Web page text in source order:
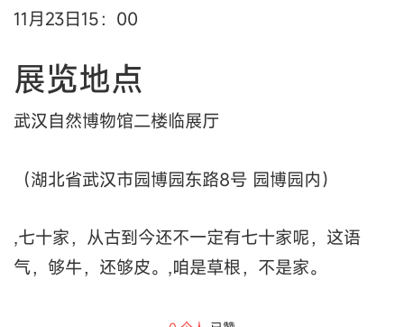
11月23日15：00
展览地点
武汉自然博物馆二楼临展厅
（湖北省武汉市园博园东路8号 园博园内）
,七十家，从古到今还不一定有七十家呢，这语
气，够牛，还够皮。,咱是草根，不是家。